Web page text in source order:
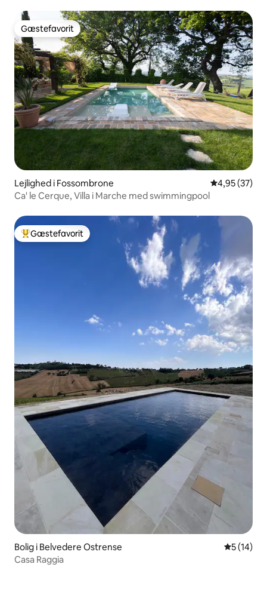
Gæstefavorit
Gæstefavorit
Lejlighed i Fossombrone 4,95 ud af 5 i
4,95 (37)
Ca' le Cerque, Villa i Marche med swimmingpool
Bedste gæstefavorit
Gæstefavorit
Bolig i Belvedere Ostrense 5 ud af 5 i
5 (14)
Casa Raggia